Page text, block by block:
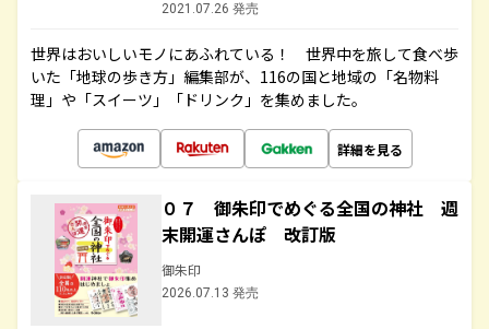
2021.07.26 発売
世界はおいしいモノにあふれている！ 世界中を旅して食べ歩
いた「地球の歩き方」編集部が、116の国と地域の「名物料
理」や「スイーツ」「ドリンク」を集めました。
詳細を見る
０７ 御朱印でめぐる全国の神社 週
末開運さんぽ 改訂版
御朱印
2026.07.13 発売